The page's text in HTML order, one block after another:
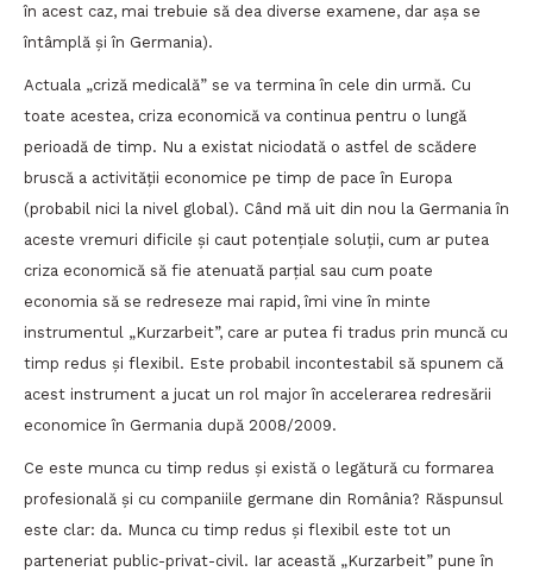
în acest caz, mai trebuie să dea diverse examene, dar așa se
întâmplă și în Germania).
Actuala „criză medicală” se va termina în cele din urmă. Cu
toate acestea, criza economică va continua pentru o lungă
perioadă de timp. Nu a existat niciodată o astfel de scădere
bruscă a activității economice pe timp de pace în Europa
(probabil nici la nivel global). Când mă uit din nou la Germania în
aceste vremuri dificile și caut potențiale soluții, cum ar putea
criza economică să fie atenuată parțial sau cum poate
economia să se redreseze mai rapid, îmi vine în minte
instrumentul „Kurzarbeit”, care ar putea fi tradus prin muncă cu
timp redus și flexibil. Este probabil incontestabil să spunem că
acest instrument a jucat un rol major în accelerarea redresării
economice în Germania după 2008/2009.
Ce este munca cu timp redus și există o legătură cu formarea
profesională și cu companiile germane din România? Răspunsul
este clar: da. Munca cu timp redus și flexibil este tot un
parteneriat public-privat-civil. Iar această „Kurzarbeit” pune în